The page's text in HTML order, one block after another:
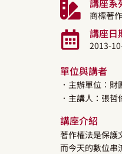
講座系
商標著
講座日
2013-
單位與講者
．主辦單位：
．主講人： 張哲
講座介紹
著作權法是保護
而今天的數位串